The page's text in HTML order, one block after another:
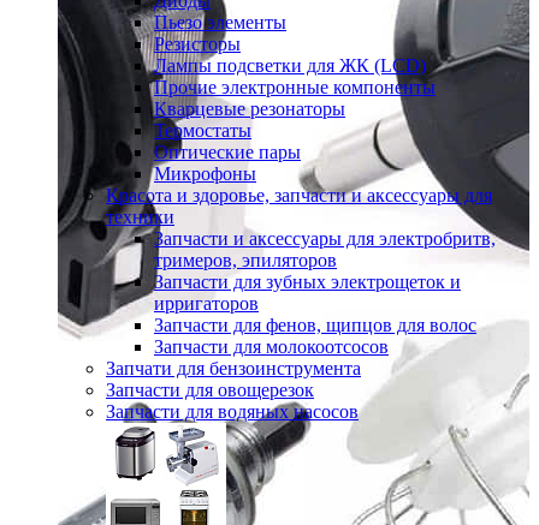
Пьезо элементы
Резисторы
Лампы подсветки для ЖК (LCD)
Прочие электронные компоненты
Кварцевые резонаторы
Термостаты
Оптические пары
Микрофоны
Красота и здоровье, запчасти и аксессуары для
техники
Запчасти и аксессуары для электробритв,
тримеров, эпиляторов
Запчасти для зубных электрощеток и
ирригаторов
Запчасти для фенов, щипцов для волос
Запчасти для молокоотсосов
Запчати для бензоинструмента
Запчасти для овощерезок
Запчасти для водяных насосов